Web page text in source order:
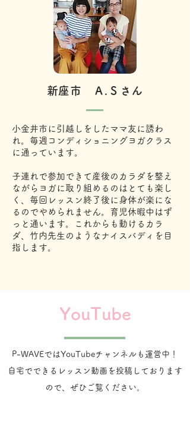
​新座市 Ａ.Ｓさん
​小金井市に引越しをしたママ友に誘わ
れ。毎週コンディショニングヨガクラス
に通っています。
子連れで参加できて産後のカラダを整え
ながらヨガに取り組めるのはとても楽し
く、毎回レッスン終了後に身体が楽にな
るのでやめられません。育児休暇中はず
っと通います。これからも動けるカラ
ダ、竹内先生のようなナイスバディを目
指します。
YouTube
P-WAVEではYouTubeチャンネルも運営中！
​自宅でできるレッスン動画を投稿しております
ので、ぜひご覧ください。